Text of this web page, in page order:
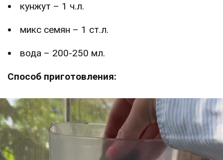
кунжут – 1 ч.л.
микс семян – 1 ст.л.
вода – 200-250 мл.
Способ приготовления: